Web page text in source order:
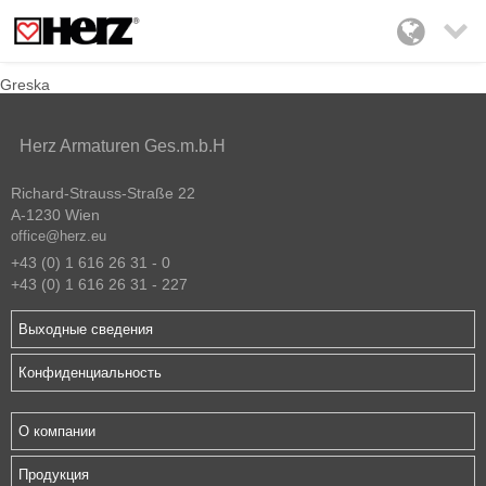

Greska
Herz Armaturen Ges.m.b.H
Richard-Strauss-Straße 22
A-1230 Wien
office@herz.eu
+43 (0) 1 616 26 31 - 0
+43 (0) 1 616 26 31 - 227
Выходные сведения
Конфиденциальность
О компании
Продукция